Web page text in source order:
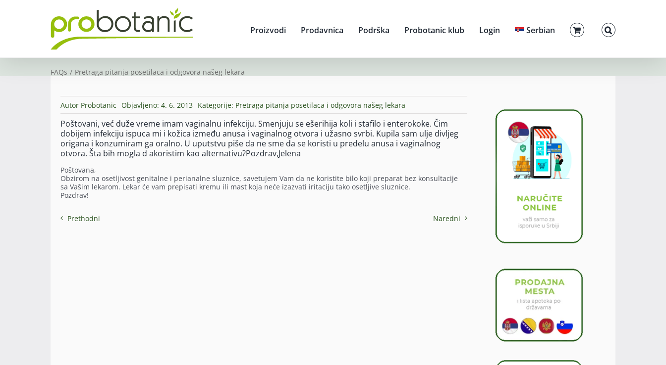
Proizvodi Prodavnica Podrška Probotanic klub Login Serbian
FAQs Pretraga pitanja posetilaca i odgovora našeg lekara
Autor Probotanic Objavljeno: 4. 6. 2013 Kategorije: Pretraga pitanja posetilaca i odgovora našeg lekara
Poštovani, već duže vreme imam vaginalnu infekciju. Smenjuju se ešerihija koli i stafilo i enterokoke. Čim
dobijem infekciju ispuca mi i kožica između anusa i vaginalnog otvora i užasno svrbi. Kupila sam ulje divljeg
origana i konzumiram ga oralno. U uputstvu piše da ne sme da se koristi u predelu anusa i vaginalnog
otvora. Šta bih mogla d akoristim kao alternativu?Pozdrav,Jelena
Poštovana,
Obzirom na osetljivost genitalne i perianalne sluznice, savetujem Vam da ne koristite bilo koji preparat bez konsultacije
sa Vašim lekarom. Lekar će vam prepisati kremu ili mast koja neće izazvati iritaciju tako osetljive sluznice.
Pozdrav!
Prethodni Naredni